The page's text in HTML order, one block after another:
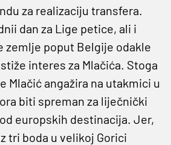
za realizaciju transfera.
dan za Lige petice, ali i
zemlje poput Belgije odakle
interes za Mlačića. Stoga
Mlačić angažira na utakmici u
biti spreman za liječnički
europskih destinacija. Jer,
tri boda u velikoj Gorici